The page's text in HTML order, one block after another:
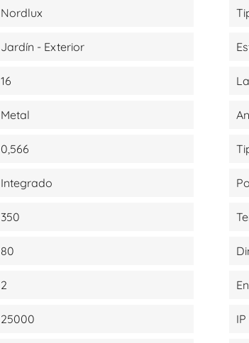
Nordlux
Jardín - Exterior
16
Metal
0,566
Integrado
350
80
2
25000 IP